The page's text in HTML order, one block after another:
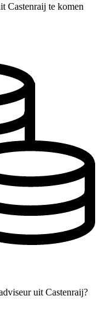
Castenraij te komen
uit Castenraij?